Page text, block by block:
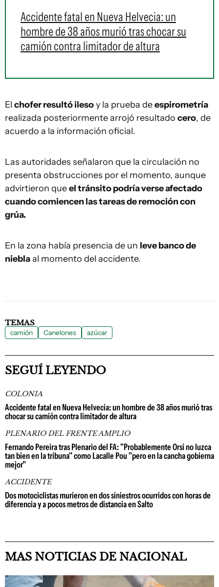
Accidente fatal en Nueva Helvecia: un
hombre de 38 años murió tras chocar su
camión contra limitador de altura
El chofer resultó ilesoy la prueba deespirometría
realizada posteriormente arrojó resultado cero, de
acuerdo a la información oficial.
Las autoridades señalaron que la circulación no
presenta obstrucciones por el momento, aunque
advirtieron queel tránsito podría verse afectado
cuando comiencen las tareas de remoción con
grúa.
En la zona había presencia de un leve banco de
nieblaal momento del accidente.
TEMAS
camión Canelones azúcar
SEGUÍ LEYENDO
COLONIA
Accidente fatal en Nueva Helvecia: un hombre de 38 años murió tras
chocar su camión contra limitador de altura
PLENARIO DEL FRENTE AMPLIO
Fernando Pereira tras Plenario del FA: "Probablemente Orsi no luzca
tan bien en la tribuna" como Lacalle Pou "pero en la cancha gobierna
mejor"
ACCIDENTE
Dos motociclistas murieron en dos siniestros ocurridos con horas de
diferencia y a pocos metros de distancia en Salto
MAS NOTICIAS DE NACIONAL